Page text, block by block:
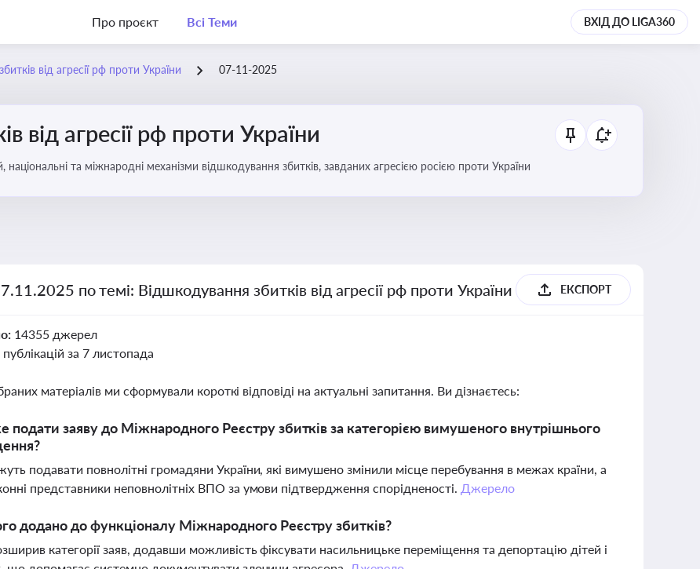
Про проєкт Всі Теми ВХІД ДО LIGA360
від агресії рф проти України 07-11-2025
від агресії рф проти України
та міжнародні механізми відшкодування збитків, завданих агресією росією проти України
по темі: Відшкодування збитків від агресії рф проти України ЕКСПОРТ
14355 джерел
публікацій за 7 листопада
матеріалів ми сформували короткі відповіді на актуальні запитання. Ви дізнаєтесь:
подати заяву до Міжнародного Реєстру збитків за категорією вимушеного внутрішнього
подавати повнолітні громадяни України, які вимушено змінили місце перебування в межах країни, а
представники неповнолітніх ВПО за умови підтвердження спорідненості. Джерело
додано до функціоналу Міжнародного Реєстру збитків?
категорії заяв, додавши можливість фіксувати насильницьке переміщення та депортацію дітей і